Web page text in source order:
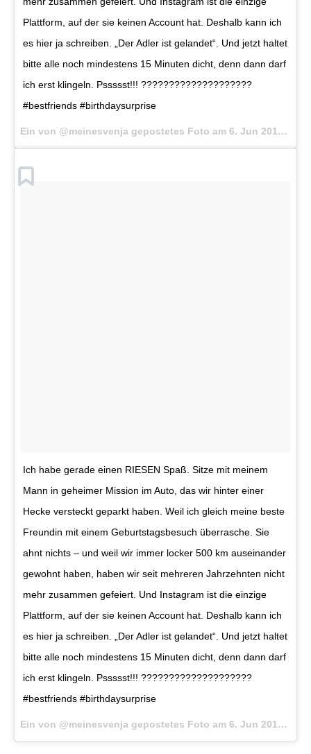
Plattform, auf der sie keinen Account hat. Deshalb kann ich
es hier ja schreiben. „Der Adler ist gelandet“. Und jetzt haltet
bitte alle noch mindestens 15 Minuten dicht, denn dann darf
ich erst klingeln. Pssssst!!! ????????????????????
#bestfriends #birthdaysurprise
Ein von @meinesvenja gepostetes Foto am 6. Jun 2016 um 9:40 Uhr
Ich habe gerade einen RIESEN Spaß. Sitze mit meinem
Mann in geheimer Mission im Auto, das wir hinter einer
Hecke versteckt geparkt haben. Weil ich gleich meine beste
Freundin mit einem Geburtstagsbesuch überrasche. Sie
ahnt nichts – und weil wir immer locker 500 km auseinander
gewohnt haben, haben wir seit mehreren Jahrzehnten nicht
mehr zusammen gefeiert. Und Instagram ist die einzige
Plattform, auf der sie keinen Account hat. Deshalb kann ich
es hier ja schreiben. „Der Adler ist gelandet“. Und jetzt haltet
bitte alle noch mindestens 15 Minuten dicht, denn dann darf
ich erst klingeln. Pssssst!!! ????????????????????
#bestfriends #birthdaysurprise
Ein von @meinesvenja gepostetes Foto am 6. Jun 2016 um 9:40 Uhr